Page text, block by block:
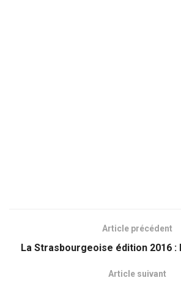
Article précédent
La Strasbourgeoise édition 2016 :
Article suivant